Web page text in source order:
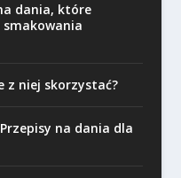
dania, które
smakowania
z niej skorzystać?
na dania dla